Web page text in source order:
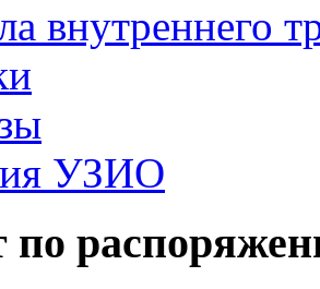
внутреннего
УЗИО
по